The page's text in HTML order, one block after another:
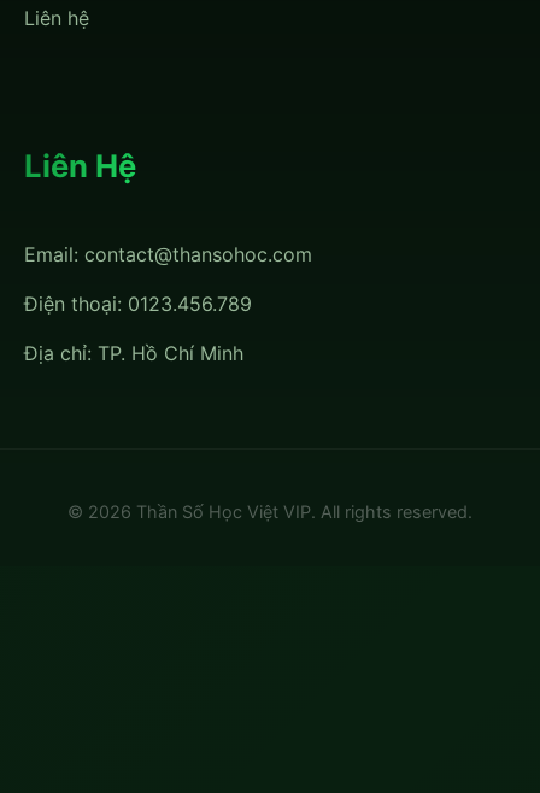
Liên hệ
Liên Hệ
Email: contact@thansohoc.com
Điện thoại: 0123.456.789
Địa chỉ: TP. Hồ Chí Minh
© 2026 Thần Số Học Việt VIP. All rights reserved.